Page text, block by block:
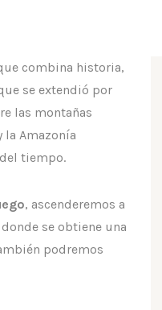
combina historia,
se extendió por
las montañas
la Amazonía
tiempo.
, ascenderemos a
se obtiene una
podremos